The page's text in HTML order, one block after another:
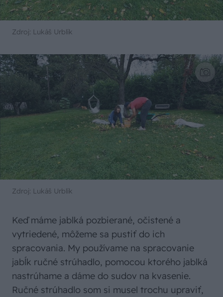
Zdroj: Lukáš Urblík
Zdroj: Lukáš Urblík
Keď máme jablká pozbierané, očistené a
vytriedené, môžeme sa pustiť do ich
spracovania. My používame na spracovanie
jabĺk ručné strúhadlo, pomocou ktorého jablká
nastrúhame a dáme do sudov na kvasenie.
Ručné strúhadlo som si musel trochu upraviť,